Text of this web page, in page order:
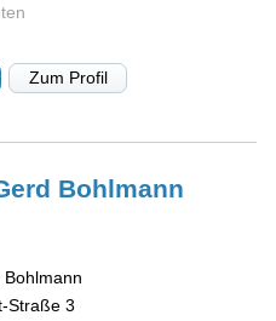
Zum Profil
Bohlmann
Bohlmann
Straße 3